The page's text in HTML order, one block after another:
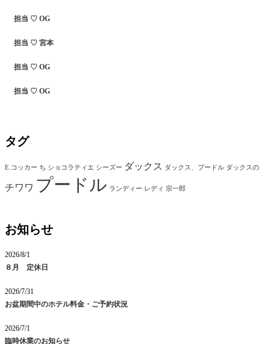
担当 ♡ OG
担当 ♡ 宮本
担当 ♡ OG
担当 ♡ OG
タグ
E.コッカー ち ショコラティエ シーズー ダックス ダックス、プードル ダックスの
チワワ プードル ランディー レディ 宗一郎
お知らせ
2026/8/1
８月 定休日
2026/7/31
お盆期間中のホテル料金・ご予約状況
2026/7/1
臨時休業のお知らせ